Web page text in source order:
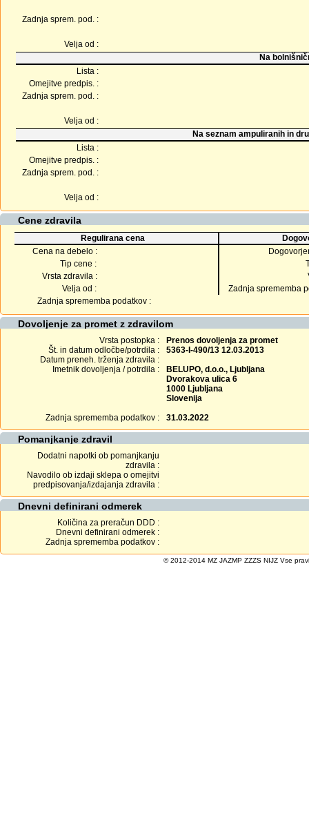
Zadnja sprem. pod. :
Velja od :
Na
Lista :
Omejitve predpis. :
Zadnja sprem. pod. :
Velja od :
Na seznam ampuliranih in
Lista :
Omejitve predpis. :
Zadnja sprem. pod. :
Velja od :
Cene zdravila
Regulirana cena
Cena na debelo :
Tip cene :
Vrsta zdravila :
Velja od :
Zadnja sprememba
Zadnja sprememba podatkov :
Dovoljenje za promet z zdravilom
Vrsta postopka :
Prenos dovoljenja za promet
Št. in datum odločbe/potrdila :
5363-I-490/13 12.03.2013
Datum preneh. trženja zdravila :
Imetnik dovoljenja / potrdila :
BELUPO, d.o.o., Ljubljana
Dvorakova ulica 6
1000 Ljubljana
Slovenija
Zadnja sprememba podatkov :
31.03.2022
Pomanjkanje zdravil
Dodatni napotki ob pomanjkanju
zdravila :
Navodilo ob izdaji sklepa o omejitvi
predpisovanja/izdajanja zdravila :
Dnevni definirani odmerek
Količina za preračun DDD :
Dnevni definirani odmerek :
Zadnja sprememba podatkov :
© 2012-2014 MZ JAZMP ZZZS NIJZ Vse